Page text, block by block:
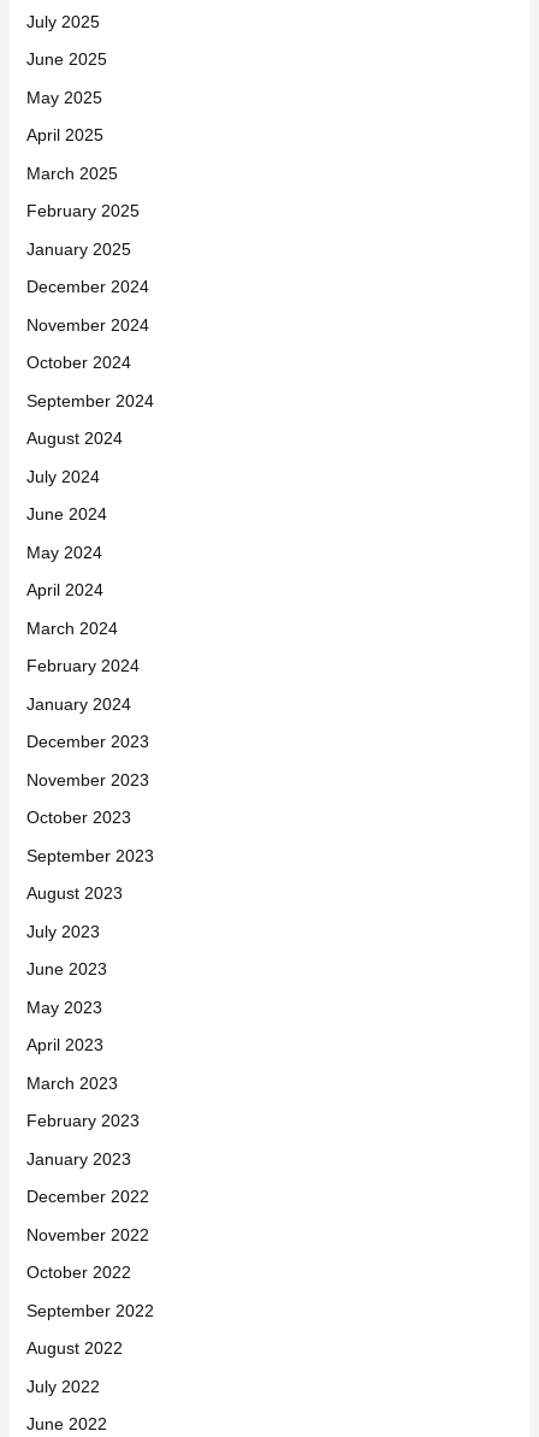
July 2025
June 2025
May 2025
April 2025
March 2025
February 2025
January 2025
December 2024
November 2024
October 2024
September 2024
August 2024
July 2024
June 2024
May 2024
April 2024
March 2024
February 2024
January 2024
December 2023
November 2023
October 2023
September 2023
August 2023
July 2023
June 2023
May 2023
April 2023
March 2023
February 2023
January 2023
December 2022
November 2022
October 2022
September 2022
August 2022
July 2022
June 2022